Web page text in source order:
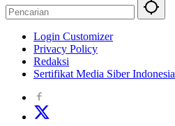
Login Customizer
Privacy Policy
Redaksi
Sertifikat Media Siber Indonesia